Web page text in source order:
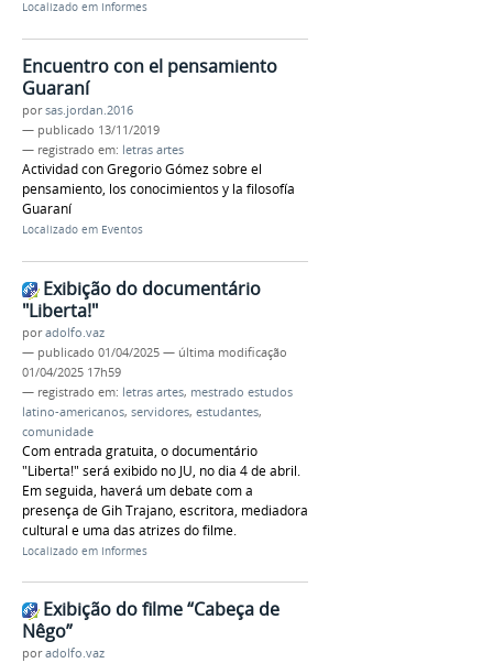
Localizado em Informes
Encuentro con el pensamiento
Guaraní
porsas.jordan.2016
— publicado 13/11/2019
— registrado em: letras artes
Actividad con Gregorio Gómez sobre el
pensamiento, los conocimientos y la filosofía
Guaraní
Localizado em Eventos
Exibição do documentário
"Liberta!"
poradolfo.vaz
— publicado 01/04/2025 — última modificação
01/04/2025 17h59
— registrado em: letras artes, mestrado estudos
latino-americanos, servidores, estudantes,
comunidade
Com entrada gratuita, o documentário
"Liberta!" será exibido no JU, no dia 4 de abril.
Em seguida, haverá um debate com a
presença de Gih Trajano, escritora, mediadora
cultural e uma das atrizes do filme.
Localizado em Informes
Exibição do filme “Cabeça de
Nêgo”
poradolfo.vaz